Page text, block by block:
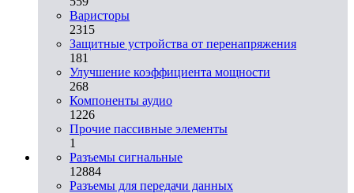
Варисторы
2315
Защитные устройства от перенапряжения
181
Улучшение коэффициента мощности
268
Компоненты аудио
1226
Прочие пассивные элементы
1
Разъeмы сигнальные
12884
Разъeмы для передачи данных